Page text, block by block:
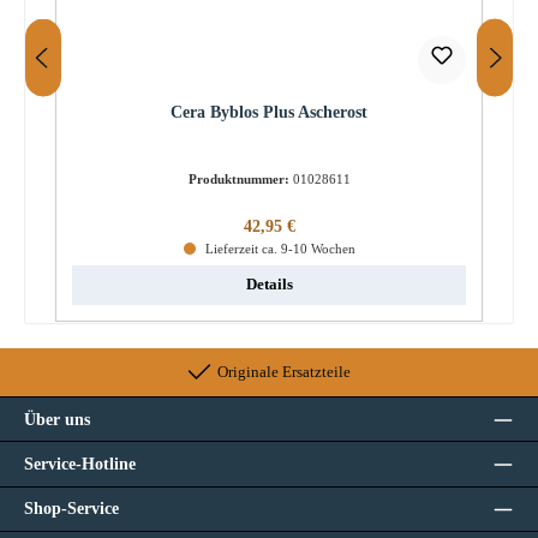
Cera Byblos Plus Ascherost
Produktnummer: 01028611
Regulärer Preis:
42,95 €
Lieferzeit ca. 9-10 Wochen
Details
Originale Ersatzteile
Über uns
Service-Hotline
Shop-Service